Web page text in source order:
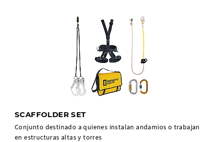
SCAFFOLDER SET
Conjunto destinado a quienes instalan andamios o trabajan
en estructuras altas y torres